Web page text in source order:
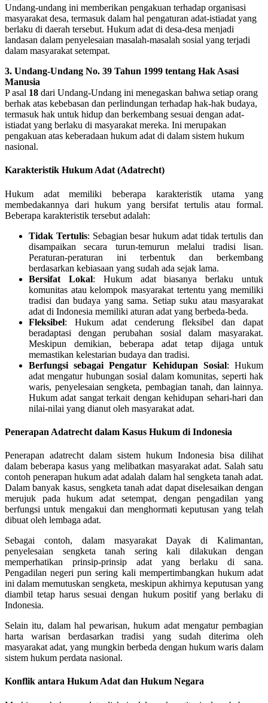
Undang-undang ini memberikan pengakuan terhadap organisasi
masyarakat desa, termasuk dalam hal pengaturan adat-istiadat yang
berlaku di daerah tersebut. Hukum adat di desa-desa menjadi
landasan dalam penyelesaian masalah-masalah sosial yang terjadi
dalam masyarakat setempat.
3. Undang-Undang No. 39 Tahun 1999 tentang Hak Asasi
Manusia
P asal 18 dari Undang-Undang ini menegaskan bahwa setiap orang
berhak atas kebebasan dan perlindungan terhadap hak-hak budaya,
termasuk hak untuk hidup dan berkembang sesuai dengan adat-
istiadat yang berlaku di masyarakat mereka. Ini merupakan
pengakuan atas keberadaan hukum adat di dalam sistem hukum
nasional.
Karakteristik Hukum Adat (Adatrecht)
Hukum adat memiliki beberapa karakteristik utama yang
membedakannya dari hukum yang bersifat tertulis atau formal.
Beberapa karakteristik tersebut adalah:
Tidak Tertulis: Sebagian besar hukum adat tidak tertulis dan
disampaikan secara turun-temurun melalui tradisi lisan.
Peraturan-peraturan ini terbentuk dan berkembang
berdasarkan kebiasaan yang sudah ada sejak lama.
Bersifat Lokal: Hukum adat biasanya berlaku untuk
komunitas atau kelompok masyarakat tertentu yang memiliki
tradisi dan budaya yang sama. Setiap suku atau masyarakat
adat di Indonesia memiliki aturan adat yang berbeda-beda.
Fleksibel: Hukum adat cenderung fleksibel dan dapat
beradaptasi dengan perubahan sosial dalam masyarakat.
Meskipun demikian, beberapa adat tetap dijaga untuk
memastikan kelestarian budaya dan tradisi.
Berfungsi sebagai Pengatur Kehidupan Sosial: Hukum
adat mengatur hubungan sosial dalam komunitas, seperti hak
waris, penyelesaian sengketa, pembagian tanah, dan lainnya.
Hukum adat sangat terkait dengan kehidupan sehari-hari dan
nilai-nilai yang dianut oleh masyarakat adat.
Penerapan Adatrecht dalam Kasus Hukum di Indonesia
Penerapan adatrecht dalam sistem hukum Indonesia bisa dilihat
dalam beberapa kasus yang melibatkan masyarakat adat. Salah satu
contoh penerapan hukum adat adalah dalam hal sengketa tanah adat.
Dalam banyak kasus, sengketa tanah adat dapat diselesaikan dengan
merujuk pada hukum adat setempat, dengan pengadilan yang
berfungsi untuk mengakui dan menghormati keputusan yang telah
dibuat oleh lembaga adat.
Sebagai contoh, dalam masyarakat Dayak di Kalimantan,
penyelesaian sengketa tanah sering kali dilakukan dengan
memperhatikan prinsip-prinsip adat yang berlaku di sana.
Pengadilan negeri pun sering kali mempertimbangkan hukum adat
ini dalam memutuskan sengketa, meskipun akhirnya keputusan yang
diambil tetap harus sesuai dengan hukum positif yang berlaku di
Indonesia.
Selain itu, dalam hal pewarisan, hukum adat mengatur pembagian
harta warisan berdasarkan tradisi yang sudah diterima oleh
masyarakat adat, yang mungkin berbeda dengan hukum waris dalam
sistem hukum perdata nasional.
Konflik antara Hukum Adat dan Hukum Negara